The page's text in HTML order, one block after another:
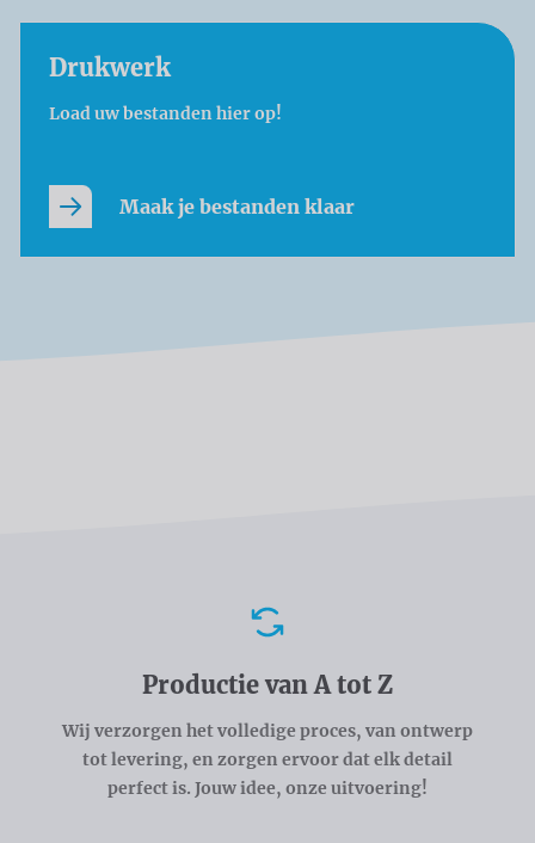
Drukwerk
Load uw bestanden hier op!
Maak je bestanden klaar
Productie van A tot Z
Wij verzorgen het volledige proces, van ontwerp
tot levering, en zorgen ervoor dat elk detail
perfect is. Jouw idee, onze uitvoering!